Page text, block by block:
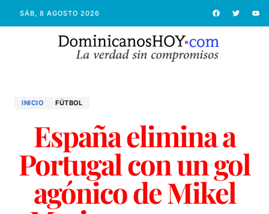
SÁB, 8 AGOSTO 2026
INICIO FÚTBOL
España elimina a
Portugal con un gol
agónico de Mikel